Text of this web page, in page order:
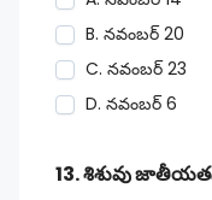
B. నవంబర్ 20
C. నవంబర్ 23
D. నవంబర్ 6
13. శిశువు